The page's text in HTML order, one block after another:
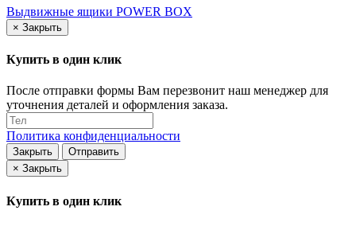
Выдвижные ящики POWER BOX
× Закрыть
Купить в один клик
После отправки формы Вам перезвонит наш менеджер для
уточнения деталей и оформления заказа.
Политика конфиденциальности
Закрыть
Отправить
× Закрыть
Купить в один клик